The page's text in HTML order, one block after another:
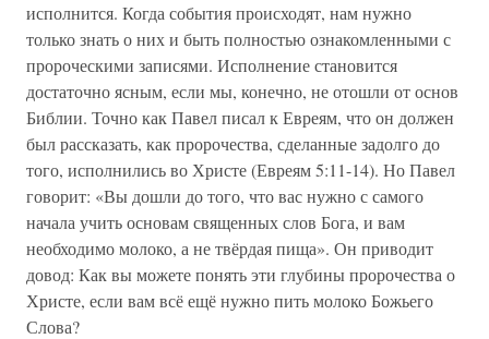
исполнится. Когда события происходят, нам нужно
только знать о них и быть полностью ознакомленными с
пророческими записями. Исполнение становится
достаточно ясным, если мы, конечно, не отошли от основ
Библии. Точно как Павел писал к Евреям, что он должен
был рассказать, как пророчества, сделанные задолго до
того, исполнились во Христе (Евреям 5:11-14). Но Павел
говорит: «Вы дошли до того, что вас нужно с самого
начала учить основам священных слов Бога, и вам
необходимо молоко, а не твёрдая пища». Он приводит
довод: Как вы можете понять эти глубины пророчества о
Христе, если вам всё ещё нужно пить молоко Божьего
Слова?